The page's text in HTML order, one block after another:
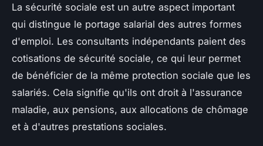
La sécurité sociale est un autre aspect important
qui distingue le portage salarial des autres formes
d'emploi. Les consultants indépendants paient des
cotisations de sécurité sociale, ce qui leur permet
de bénéficier de la même protection sociale que les
salariés. Cela signifie qu'ils ont droit à l'assurance
maladie, aux pensions, aux allocations de chômage
et à d'autres prestations sociales.